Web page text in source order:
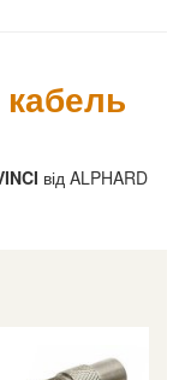
від ALPHARD